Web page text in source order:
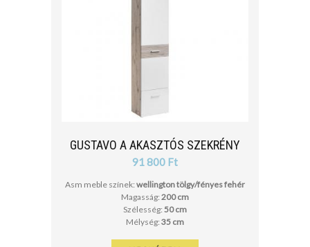
GUSTAVO A AKASZTÓS SZEKRÉNY
91 800 Ft
Asm meble színek: wellington tölgy/fényes fehér
Magasság: 200 cm
Szélesség: 50 cm
Mélység: 35 cm